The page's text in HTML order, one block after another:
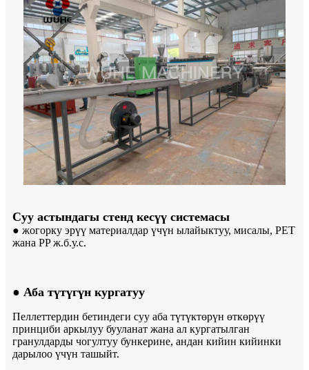
Суу астындагы стенд кесүү системасы
● жогорку эрүү материалдар үчүн ылайыктуу, мисалы, PET
жана PP ж.б.у.с.
● Аба түтүгүн кургатуу
Пеллеттердин бетиндеги суу аба түтүктөрүн өткөрүү
принциби аркылуу бууланат жана ал кургатылган
гранулдарды чогултуу бункерине, андан кийин кийинки
дарылоо үчүн ташыйт.